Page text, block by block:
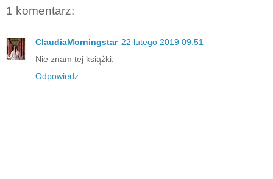
1 komentarz:
ClaudiaMorningstar 22 lutego 2019 09:51
Nie znam tej książki.
Odpowiedz